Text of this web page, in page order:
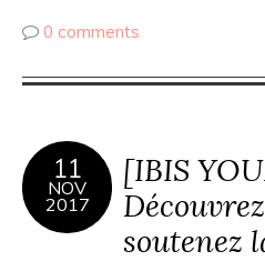
0 comments
11
NOV
2017
[IBIS
soutenez